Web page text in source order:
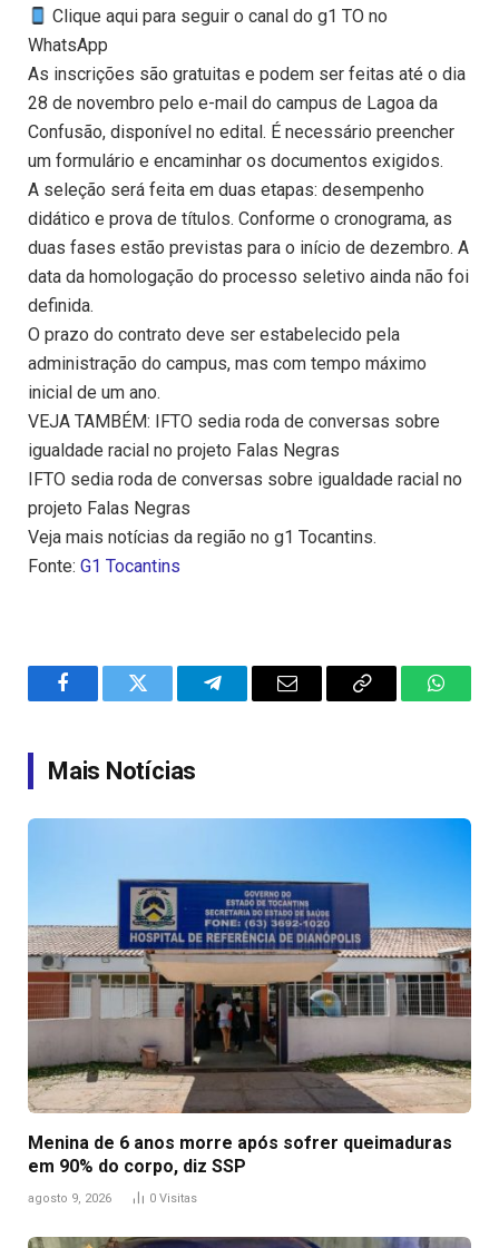
Clique aqui para seguir o canal do g1 TO no
WhatsApp
As inscrições são gratuitas e podem ser feitas até o dia
28 de novembro pelo e-mail do campus de Lagoa da
Confusão, disponível no edital. É necessário preencher
um formulário e encaminhar os documentos exigidos.
A seleção será feita em duas etapas: desempenho
didático e prova de títulos. Conforme o cronograma, as
duas fases estão previstas para o início de dezembro. A
data da homologação do processo seletivo ainda não foi
definida.
O prazo do contrato deve ser estabelecido pela
administração do campus, mas com tempo máximo
inicial de um ano.
VEJA TAMBÉM: IFTO sedia roda de conversas sobre
igualdade racial no projeto Falas Negras
IFTO sedia roda de conversas sobre igualdade racial no
projeto Falas Negras
Veja mais notícias da região no g1 Tocantins.
Fonte: G1 Tocantins
FacebookTwitter TelegramEmail
Copy
Mais Notícias
Menina de 6 anos morre após sofrer queimaduras
em 90% do corpo, diz SSP
agosto 9, 2026 0 Visitas